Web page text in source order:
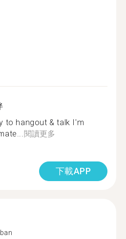
to hangout & talk I'm
閱讀更多
下載APP